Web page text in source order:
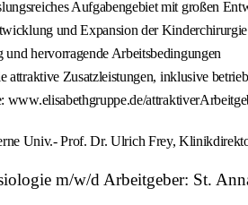
Aufgabengebiet mit großen
und Expansion der
und hervorragende Arbeitsbedingungen
attraktive Zusatzleistungen, inklusive
www.elisabethgruppe.de/
Univ.- Prof. Dr. Ulrich Frey,
m/w/d Arbeitgeber: St.